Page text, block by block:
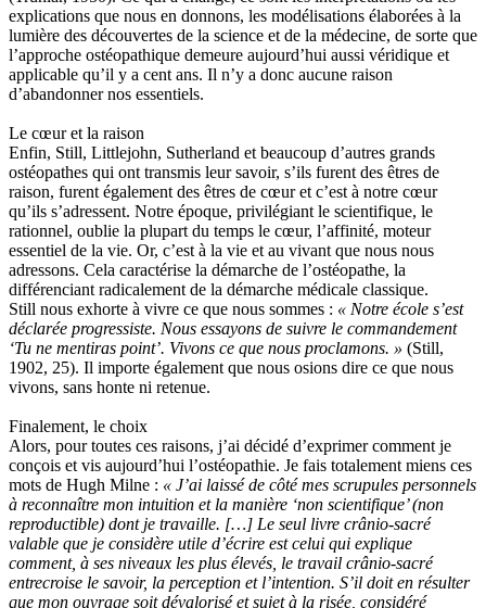
explications que nous en donnons, les modélisations élaborées à la
lumière des découvertes de la science et de la médecine, de sorte que
l’approche ostéopathique demeure aujourd’hui aussi véridique et
applicable qu’il y a cent ans. Il n’y a donc aucune raison
d’abandonner nos essentiels.
Le cœur et la raison
Enfin, Still, Littlejohn, Sutherland et beaucoup d’autres grands
ostéopathes qui ont transmis leur savoir, s’ils furent des êtres de
raison, furent également des êtres de cœur et c’est à notre cœur
qu’ils s’adressent. Notre époque, privilégiant le scientifique, le
rationnel, oublie la plupart du temps le cœur, l’affinité, moteur
essentiel de la vie. Or, c’est à la vie et au vivant que nous nous
adressons. Cela caractérise la démarche de l’ostéopathe, la
différenciant radicalement de la démarche médicale classique.
Still nous exhorte à vivre ce que nous sommes : « Notre école s’est
déclarée progressiste. Nous essayons de suivre le commandement
‘Tu ne mentiras point’. Vivons ce que nous proclamons. » (Still,
1902, 25). Il importe également que nous osions dire ce que nous
vivons, sans honte ni retenue.
Finalement, le choix
Alors, pour toutes ces raisons, j’ai décidé d’exprimer comment je
conçois et vis aujourd’hui l’ostéopathie. Je fais totalement miens ces
mots de Hugh Milne : « J’ai laissé de côté mes scrupules personnels
à reconnaître mon intuition et la manière ‘non scientifique’ (non
reproductible) dont je travaille. […] Le seul livre crânio-sacré
valable que je considère utile d’écrire est celui qui explique
comment, à ses niveaux les plus élevés, le travail crânio-sacré
entrecroise le savoir, la perception et l’intention. S’il doit en résulter
que mon ouvrage soit dévalorisé et sujet à la risée, considéré